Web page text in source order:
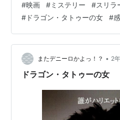
ンス。経済誌「ミレニアム」
ナリストのミカエルは、資産
から40年前に起こった少女ハ
追究を依頼される。ミカエル
ゥをした天才ハッカーのリス
ていくが、その中でバンゲル
#映画 #ミステリー #スリラ
# ドラゴン・タトゥーの女 #
またデニーロかよっ！？ • 2
ドラゴン・タトゥーの女